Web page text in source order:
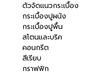
ตัวจัดแนวกระเบื้อง
กระเบื้องปูผนัง
กระเบื้องปูพื้น
สโตนและบริค
คอนกรีต
สีเรียบ
กราฟฟิก